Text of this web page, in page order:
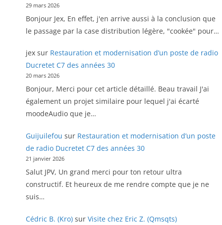
29 mars 2026
Bonjour Jex, En effet, j'en arrive aussi à la conclusion que
le passage par la case distribution légère, "cookée" pour…
jexsur Restauration et modernisation d’un poste de radio
Ducretet C7 des années 30
20 mars 2026
Bonjour, Merci pour cet article détaillé. Beau travail J'ai
également un projet similaire pour lequel j'ai écarté
moodeAudio que je…
Guijuilefou sur Restauration et modernisation d’un poste
de radio Ducretet C7 des années 30
21 janvier 2026
Salut JPV, Un grand merci pour ton retour ultra
constructif. Et heureux de me rendre compte que je ne
suis…
Cédric B. (Kro)sur Visite chez Eric Z. (Qmsqts)